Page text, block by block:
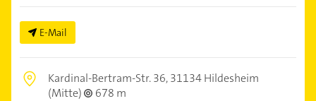
E-Mail
Kardinal-Bertram-Str. 36,31134 Hildesheim
(Mitte)
678 m